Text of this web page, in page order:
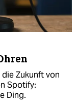
Zukunft von
Spotify:
Ding.